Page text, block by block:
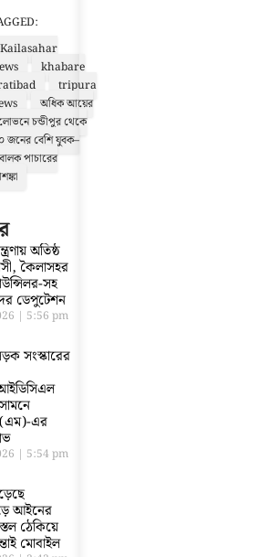
Kailasahar
khabare
tripura
অধিক আয়ের
চন্ডীপুর থেকে
জনের বেশি যুবক–
পাচারের
অতিষ্ঠ
কৈলাসহর
সহ
ডেপুটেশন
5:56 pm
সংস্কারের
এর
5:54 pm
আইনের
ঠেকিয়ে
মোবাইল